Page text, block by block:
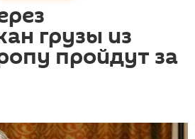
грузы из
пройдут за